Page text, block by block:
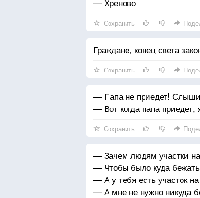
— Хреново
Сохранить
Граждане, конец света
Сохранить
— Папа не приедет!
— Вот когда папа приедет,
Сохранить
— Зачем людям участки
— Чтобы было куда
— А у тебя есть участок
— А мне не нужно никуда